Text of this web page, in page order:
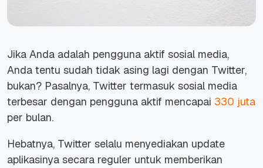
Jika Anda adalah pengguna aktif sosial media,
Anda tentu sudah tidak asing lagi dengan Twitter,
bukan? Pasalnya, Twitter termasuk sosial media
terbesar dengan pengguna aktif mencapai 330 juta
per bulan.
Hebatnya, Twitter selalu menyediakan update
aplikasinya secara reguler untuk memberikan